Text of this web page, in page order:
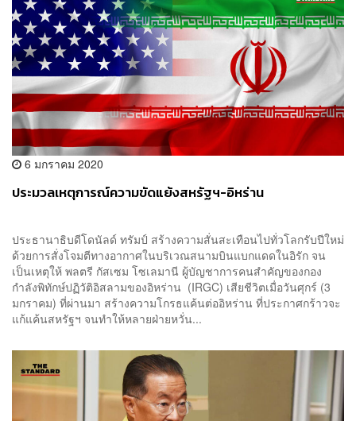
6 มกราคม 2020
ประมวลเหตุการณ์ความขัดแย้งสหรัฐฯ-อิหร่าน
ประธานาธิบดีโดนัลด์ ทรัมป์ สร้างความสั่นสะเทือนไปทั่วโลกรับปีใหม่
ด้วยการสั่งโจมตีทางอากาศในบริเวณสนามบินแบกแดดในอิรัก จน
เป็นเหตุให้ พลตรี กัสเซม โซเลมานี ผู้บัญชาการคนสำคัญของกอง
กำลังพิทักษ์ปฏิวัติอิสลามของอิหร่าน (IRGC) เสียชีวิตเมื่อวันศุกร์ (3
มกราคม) ที่ผ่านมา สร้างความโกรธแค้นต่ออิหร่าน ที่ประกาศกร้าวจะ
แก้แค้นสหรัฐฯ จนทำให้หลายฝ่ายหวั่น...